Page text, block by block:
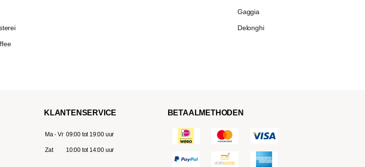
Gaggia
Delonghi
KLANTENSERVICE
Ma - Vr 09:00 tot 19:00 uur
Zat 10:00 tot 14:00 uur
BETAALMETHODEN